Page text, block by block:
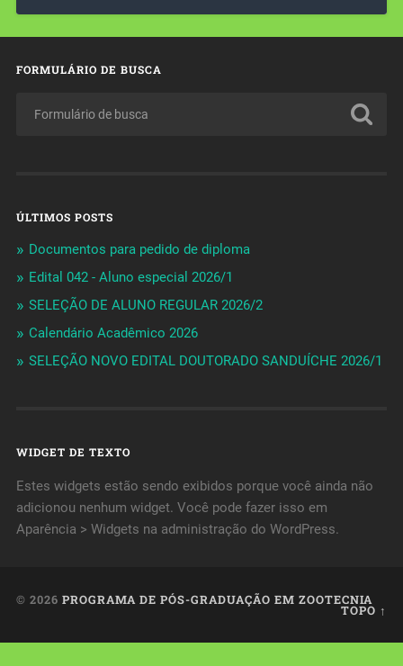
FORMULÁRIO DE BUSCA
ÚLTIMOS POSTS
Documentos para pedido de diploma
Edital 042 - Aluno especial 2026/1
SELEÇÃO DE ALUNO REGULAR 2026/2
Calendário Acadêmico 2026
SELEÇÃO NOVO EDITAL DOUTORADO SANDUÍCHE 2026/1
WIDGET DE TEXTO
Estes widgets estão sendo exibidos porque você ainda não
adicionou nenhum widget. Você pode fazer isso em
Aparência > Widgets na administração do WordPress.
© 2026 PROGRAMA DE PÓS-GRADUAÇÃO EM ZOOTECNIA
TOPO ↑